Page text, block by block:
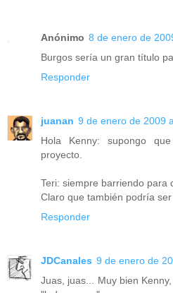
Anónimo 8 de enero de
Burgos sería un gran título
Responder
juanan 9 de enero de 2009
Hola Kenny: supongo
proyecto.
Teri: siempre barriendo para
Claro que también podría
Responder
JDCanales 9 de enero de
Juas, juas... Muy bien